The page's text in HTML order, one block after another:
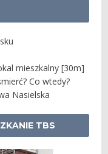
mieszkalny [30m]
Co wtedy?
Nasielska
TBS